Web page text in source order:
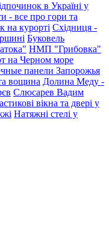
в Україні у
- все про гори та
на курорті Східниця -
Буковель
НМП "Грибовка"
на Черном море
панели Запорожья
вощина Долина Меду -
Слюсарев Вадим
вікна та двері у
Натяжні стелі у